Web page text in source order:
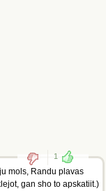
1
mols, Randu plavas
gan sho to apskatiit.)